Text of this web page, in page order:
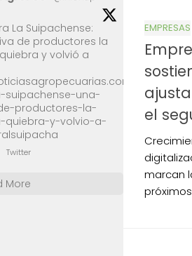
EMPRESAS
el
marcan
La Suipachense:
de productores la
y volvió a
2026/08/
suipachense-una-
productores-la-
quiebra-y-volvio-a-
Twitter
More